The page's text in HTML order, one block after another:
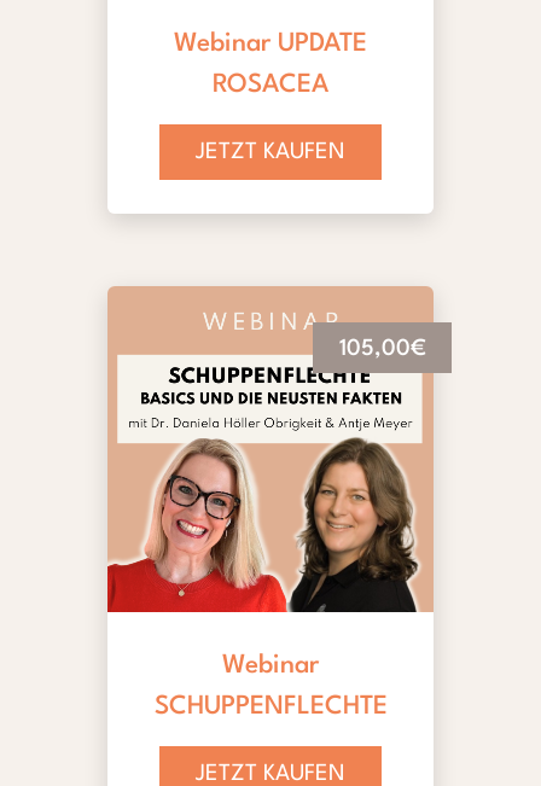
Webinar UPDATE
ROSACEA
JETZT KAUFEN
105,00€
Webinar
SCHUPPENFLECHTE
JETZT KAUFEN